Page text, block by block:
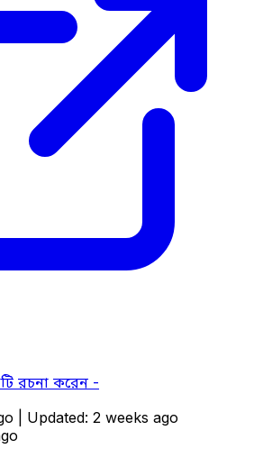
রচনা করেন -
| Updated: 2 weeks ago